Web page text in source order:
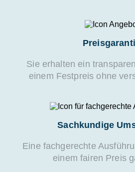
Sie erhalten ein
einem Festpreis ohne
Sachkundige
Eine fachgerechte
einem fairen Preis